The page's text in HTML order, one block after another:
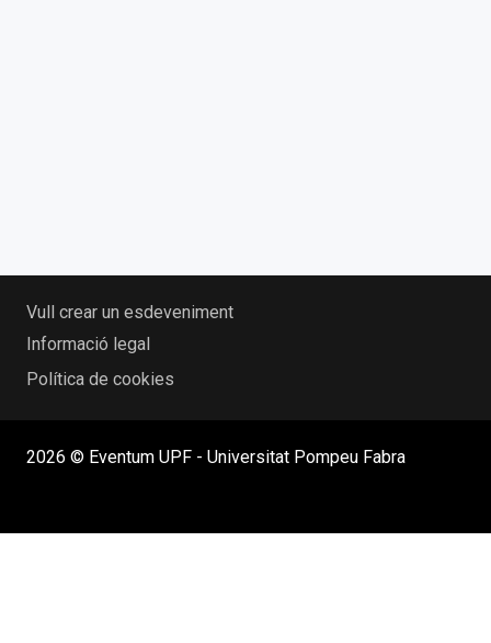
Vull crear un esdeveniment
Informació legal
Política de cookies
2026 © Eventum UPF - Universitat Pompeu Fabra